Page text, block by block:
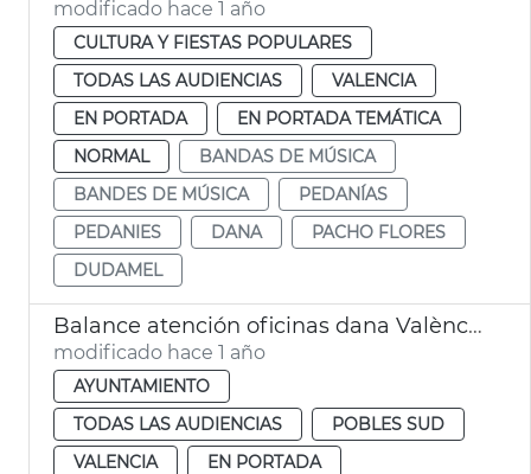
modificado hace 1 año
CULTURA Y FIESTAS POPULARES
TODAS LAS AUDIENCIAS
VALENCIA
EN PORTADA
EN PORTADA TEMÁTICA
NORMAL
BANDAS DE MÚSICA
BANDES DE MÚSICA
PEDANÍAS
PEDANIES
DANA
PACHO FLORES
DUDAMEL
Balance atención oficinas dana València
modificado hace 1 año
AYUNTAMIENTO
TODAS LAS AUDIENCIAS
POBLES SUD
VALENCIA
EN PORTADA